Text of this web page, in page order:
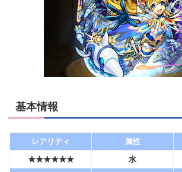
基本情報
レアリティ 属性
★★★★★★
水